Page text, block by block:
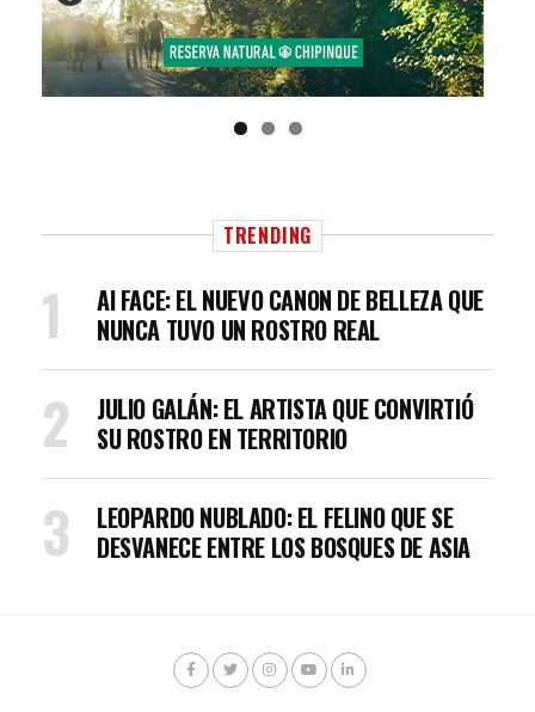
TRENDING
AI FACE: EL NUEVO CANON DE BELLEZA QUE
NUNCA TUVO UN ROSTRO REAL
JULIO GALÁN: EL ARTISTA QUE CONVIRTIÓ
SU ROSTRO EN TERRITORIO
LEOPARDO NUBLADO: EL FELINO QUE SE
DESVANECE ENTRE LOS BOSQUES DE ASIA